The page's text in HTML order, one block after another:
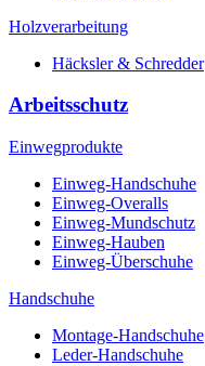
Holzverarbeitung
Häcksler & Schredder
Arbeitsschutz
Einwegprodukte
Einweg-Handschuhe
Einweg-Overalls
Einweg-Mundschutz
Einweg-Hauben
Einweg-Überschuhe
Handschuhe
Montage-Handschuhe
Leder-Handschuhe